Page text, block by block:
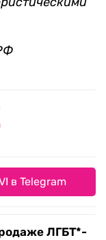
в Telegram
ЛГБТ*-